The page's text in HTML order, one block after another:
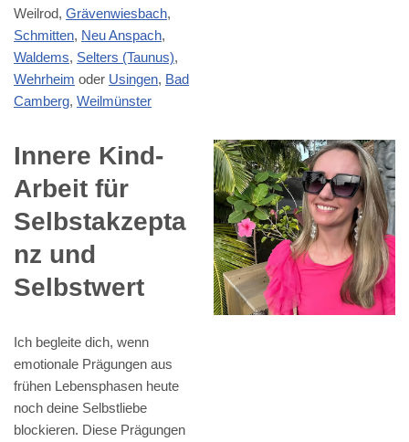
Weilrod, Grävenwiesbach,
Schmitten, Neu Anspach,
Waldems, Selters (Taunus),
Wehrheim oder Usingen, Bad
Camberg, Weilmünster
Innere Kind-
Arbeit für
Selbstakzepta
nz und
Selbstwert
Ich begleite dich, wenn
emotionale Prägungen aus
frühen Lebensphasen heute
noch deine Selbstliebe
blockieren. Diese Prägungen